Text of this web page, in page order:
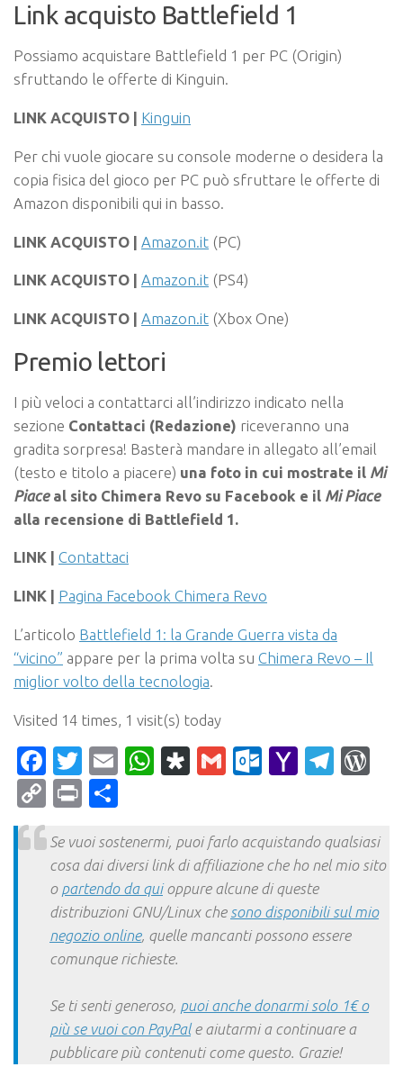
Link acquisto Battlefield 1
Possiamo acquistare Battlefield 1 per PC (Origin)
sfruttando le offerte di Kinguin.
LINK ACQUISTO | Kinguin
Per chi vuole giocare su console moderne o desidera la
copia fisica del gioco per PC può sfruttare le offerte di
Amazon disponibili qui in basso.
LINK ACQUISTO | Amazon.it (PC)
LINK ACQUISTO | Amazon.it (PS4)
LINK ACQUISTO | Amazon.it (Xbox One)
Premio lettori
I più veloci a contattarci all’indirizzo indicato nella
sezione Contattaci (Redazione) riceveranno una
gradita sorpresa! Basterà mandare in allegato all’email
(testo e titolo a piacere) una foto in cui mostrate il Mi
Piaceal sito Chimera Revo su Facebook e il Mi Piace
alla recensione di Battlefield 1.
LINK | Contattaci
LINK | Pagina Facebook Chimera Revo
L’articolo Battlefield 1: la Grande Guerra vista da
“vicino” appare per la prima volta su Chimera Revo – Il
miglior volto della tecnologia.
Visited 14 times, 1 visit(s) today
Facebook
Twitter
EmailWhatsApp
Diaspora
Gmail Yahoo
CopyPrint
Se vuoi sostenermi, puoi farlo acquistando qualsiasi
cosa dai diversi link di affiliazione che ho nel mio sito
o partendo da quioppure alcune di queste
distribuzioni GNU/Linux che sono disponibili sul mio
negozio online, quelle mancanti possono essere
comunque richieste.
Se ti senti generoso, puoi anche donarmi solo 1€ o
più se vuoi con PayPale aiutarmi a continuare a
pubblicare più contenuti come questo. Grazie!